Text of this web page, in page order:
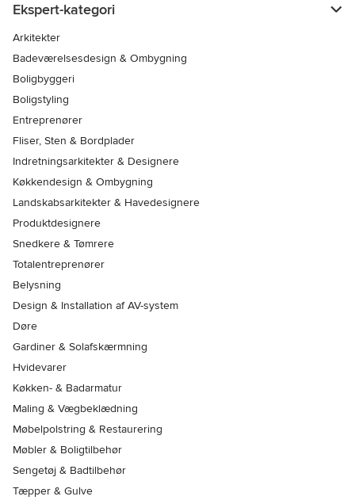
Ekspert-kategori
Arkitekter
Badeværelsesdesign & Ombygning
Boligbyggeri
Boligstyling
Entreprenører
Fliser, Sten & Bordplader
Indretningsarkitekter & Designere
Køkkendesign & Ombygning
Landskabsarkitekter & Havedesignere
Produktdesignere
Snedkere & Tømrere
Totalentreprenører
Belysning
Design & Installation af AV-system
Døre
Gardiner & Solafskærmning
Hvidevarer
Køkken- & Badarmatur
Maling & Vægbeklædning
Møbelpolstring & Restaurering
Møbler & Boligtilbehør
Sengetøj & Badtilbehør
Tæpper & Gulve